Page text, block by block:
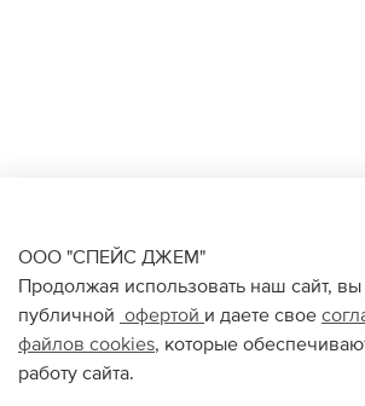
ООО "СПЕЙС ДЖЕМ"
Продолжая использовать наш сайт, вы
публичной офертой и даете свое
файлов cookies, которые
работу сайта.